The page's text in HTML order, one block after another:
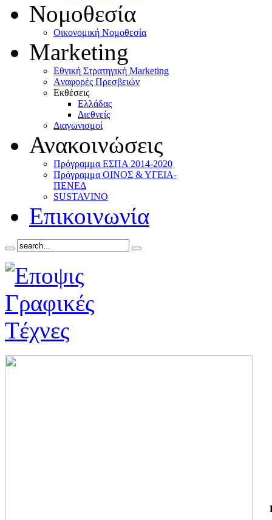
Νομοθεσία
Οικονομική Νομοθεσία
Marketing
Eθνική Στρατηγική Marketing
Aναφορές Πρεσβειών
Eκθέσεις
Eλλάδας
Διεθνείς
Διαγωνισμοί
Ανακοινώσεις
Πρόγραμμα ΕΣΠΑ 2014-2020
Πρόγραμμα ΟΙΝΟΣ & ΥΓΕΙΑ-
ΠΕΝΕΔ
SUSTAVINO
Επικοινωνία